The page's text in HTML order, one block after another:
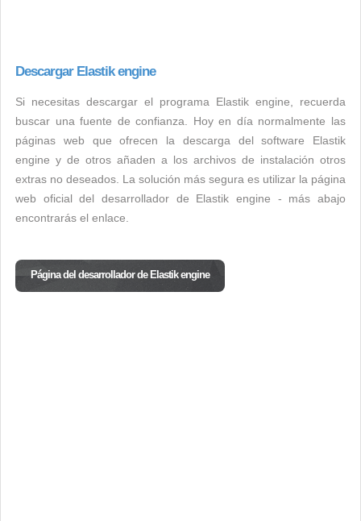
Descargar Elastik engine
Si necesitas descargar el programa Elastik engine, recuerda
buscar una fuente de confianza. Hoy en día normalmente las
páginas web que ofrecen la descarga del software Elastik
engine y de otros añaden a los archivos de instalación otros
extras no deseados. La solución más segura es utilizar la página
web oficial del desarrollador de Elastik engine - más abajo
encontrarás el enlace.
Página del desarrollador de Elastik engine